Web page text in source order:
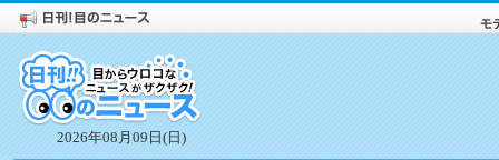
2026年08月09日(日)
モ